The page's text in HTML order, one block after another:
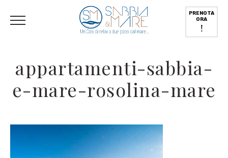
PRENOTA
ORA
!
appartamenti-sabbia-
e-mare-rosolina-mare
Inglese) Deutsch ( Tedesco Italiano